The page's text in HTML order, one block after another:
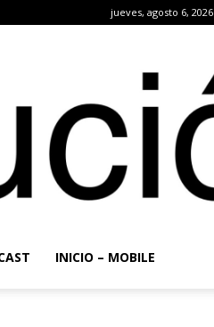
jueves, agosto 6, 2026
INICIO – MOBILE